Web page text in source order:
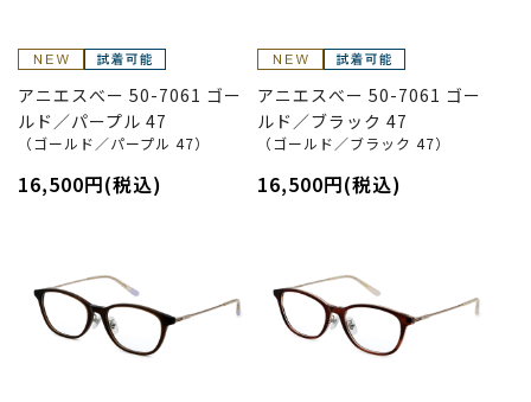
アニエスべー 50-7061 ゴー
ルド／パープル 47
（ゴールド／パープル 47）
16,500円(税込)
アニエスべー 50-7061 ゴー
ルド／ブラック 47
（ゴールド／ブラック 47）
16,500円(税込)